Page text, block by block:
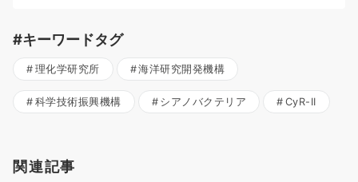
#キーワードタグ
理化学研究所 海洋研究開発機構
科学技術振興機構 シアノバクテリア CyR-II
関連記事